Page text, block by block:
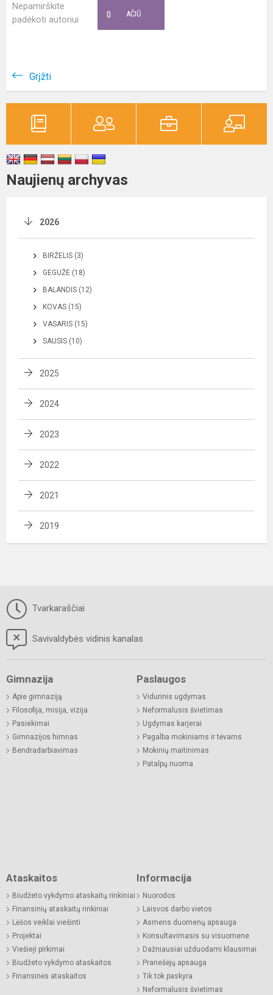
Nepamirškite
padėkoti autoriui
AČIŪ
0
Grįžti
Naujienų archyvas
2026
BIRŽELIS (3)
GEGUŽĖ (18)
BALANDIS (12)
KOVAS (15)
VASARIS (15)
SAUSIS (10)
2025
2024
2023
2022
2021
2019
Tvarkaraščiai
Savivaldybės vidinis kanalas
Gimnazija
Apie gimnaziją
Filosofija, misija, vizija
Pasiekimai
Gimnazijos himnas
Bendradarbiavimas
Paslaugos
Vidurinis ugdymas
Neformalusis švietimas
Ugdymas karjerai
Pagalba mokiniams ir tėvams
Mokinių maitinimas
Patalpų nuoma
Ataskaitos
Biudžeto vykdymo ataskaitų rinkiniai
Finansinių ataskaitų rinkiniai
Lėšos veiklai viešinti
Projektai
Viešieji pirkimai
Biudžeto vykdymo ataskaitos
Finansinės ataskaitos
Informacija
Nuorodos
Laisvos darbo vietos
Asmens duomenų apsauga
Konsultavimasis su visuomene
Dažniausiai užduodami klausimai
Pranešėjų apsauga
Tik tok paskyra
Neformalusis švietimas